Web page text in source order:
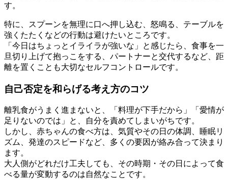
す。
特に、スプーンを無理に口へ押し込む、怒鳴る、テーブルを
強くたたくなどの行動は避けたいところです。
「今日はちょっとイライラが強いな」と感じたら、食事を一
旦切り上げて抱っこをする、パートナーと交代するなど、距
離を置くことも大切なセルフコントロールです。
自己否定を和らげる考え方のコツ
離乳食がうまく進まないと、「料理が下手だから」「愛情が
足りないのでは」と、自分を責めてしまいがちです。
しかし、赤ちゃんの食べ方は、気質やその日の体調、睡眠リ
ズム、発達のスピードなど、多くの要因が絡み合って決まり
ます。
大人側がどれだけ工夫しても、その時期・その日によって食
べる量が変動するのは自然なことです。